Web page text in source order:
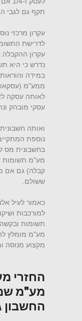
תקף גם לגבי
עקרון מרכזי
לדרישת
עקרון
נדרש כי היא
במידה
ממע"מ
לאותה עסקה
עסקי מובהק
ואותה
נוספת
בחשבונית מס
מע"מ תשומות
קבלה) גם אם
ששולם.
כאמור לעיל
למורכבות
תשומות
מע"מ מומלץ
מקצוע מנוסה
החזרי
מע"מ
החשבון